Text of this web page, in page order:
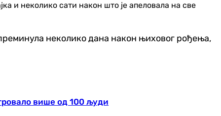
и неколико сати након што је апеловала на све
неколико дана након њиховог рођења,
више од 100 људи